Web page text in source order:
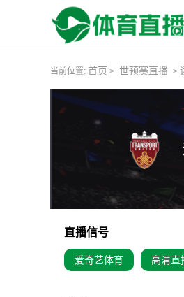
当前位置: 首页 > 世预赛直播 >
直播信号
爱奇艺体育 高清直